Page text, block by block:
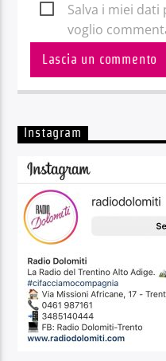
Salva i miei
voglio
Instagram